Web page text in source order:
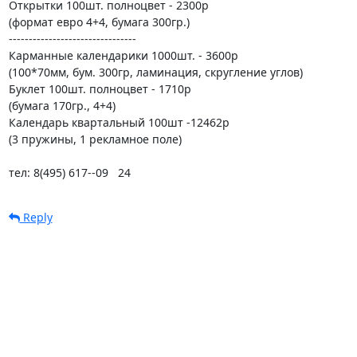
Открытки 100шт. полноцвет - 2300р
(формат евро 4+4, бумага 300гр.)
--------------------------------
Карманные календарики 1000шт. - 3600р
(100*70мм, бум. 300гр, ламинация, скругление углов)
Буклет 100шт. полноцвет - 1710р
(бумага 170гр., 4+4)
Календарь квартальный 100шт -12462р
(3 пружины, 1 рекламное поле)
тел: 8(495) 617--09   24
Reply